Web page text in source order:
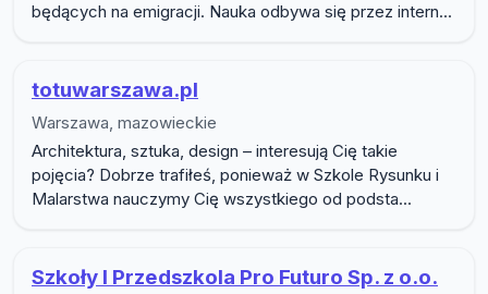
będących na emigracji. Nauka odbywa się przez intern...
totuwarszawa.pl
Warszawa, mazowieckie
Architektura, sztuka, design – interesują Cię takie
pojęcia? Dobrze trafiłeś, ponieważ w Szkole Rysunku i
Malarstwa nauczymy Cię wszystkiego od podsta...
Szkoły I Przedszkola Pro Futuro Sp. z o.o.